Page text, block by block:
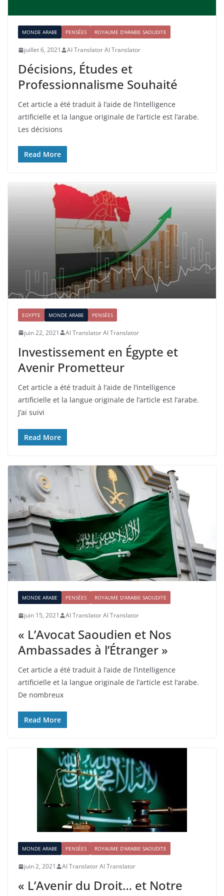
MONDE ARABE PENSÉES ROYAUME D'ARABIE SAOUDITE
juillet 6, 2021 AI Translator AI Translator
Décisions, Études et
Professionnalisme Souhaité
Cet article a été traduit à l’aide de l’intelligence
artificielle et la langue originale de l’article est l’arabe.
Les décisions
Read More
EGYPTE MONDE ARABE PENSÉES
juin 22, 2021 AI Translator AI Translator
Investissement en Égypte et
Avenir Prometteur
Cet article a été traduit à l’aide de l’intelligence
artificielle et la langue originale de l’article est l’arabe.
J’ai suivi
Read More
MONDE ARABE PENSÉES ROYAUME D'ARABIE SAOUDITE
juin 15, 2021 AI Translator AI Translator
« L’Avocat Saoudien et Nos
Ambassades à l’Étranger »
Cet article a été traduit à l’aide de l’intelligence
artificielle et la langue originale de l’article est l’arabe.
De nombreux
Read More
MONDE ARABE PENSÉES ROYAUME D'ARABIE SAOUDITE
juin 2, 2021 AI Translator AI Translator
« L’Avenir du Droit… et Notre